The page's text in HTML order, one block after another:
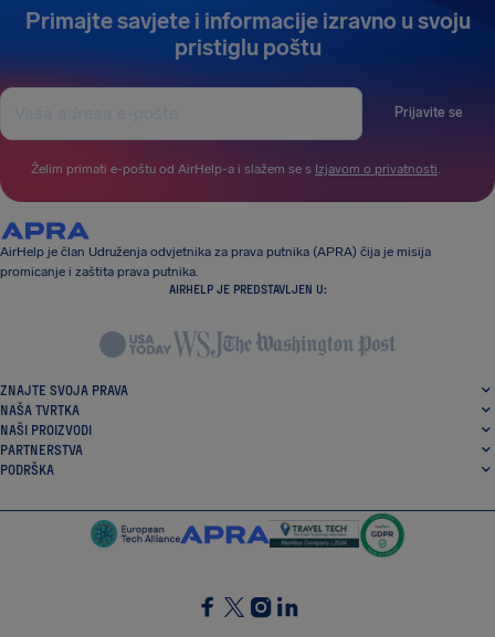
Primajte savjete i informacije izravno u svoju
pristiglu poštu
Prijavite se
Želim primati e-poštu od AirHelp-a i slažem se s Izjavom o privatnosti
AirHelp je član Udruženja odvjetnika za prava putnika (APRA) čija je misija
promicanje i zaštita prava putnika.
AIRHELP JE PREDSTAVLJEN U:
ZNAJTE SVOJA PRAVA
NAŠA TVRTKA
NAŠI PROIZVODI
PARTNERSTVA
PODRŠKA